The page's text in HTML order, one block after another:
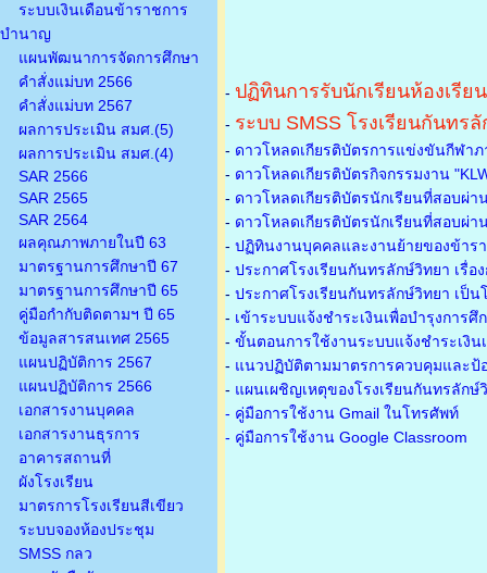
ระบบเงินเดือนข้าราชการ
บำนาญ
แผนพัฒนาการจัดการศึกษา
คำสั่งแม่บท 2566
คำสั่งแม่บท 2567
ผลการประเมิน สมศ.(5)
ผลการประเมิน สมศ.(4)
SAR 2566
SAR 2565
SAR 2564
ผลคุณภาพภายในปี 63
มาตรฐานการศึกษาปี 67
มาตรฐานการศึกษาปี 65
คู่มือกำกับติดตามฯ ปี 65
ข้อมูลสารสนเทศ 2565
แผนปฏิบัติการ 2567
แผนปฏิบัติการ 2566
เอกสารงานบุคคล
เอกสารงานธุรการ
อาคารสถานที่
ผังโรงเรียน
มาตรการโรงเรียนสีเขียว
ระบบจองห้องประชุม
SMSS กลว
- ปฏิทินการรับนักเรียนห้องเรีย
- ระบบ SMSS โรงเรียนกันทร
- ดาวโหลดเกียรติบัตรการแข่งขันกีฬา
- ดาวโหลดเกียรติบัตรกิจกรรมงาน
- ดาวโหลดเกียรติบัตรนักเรียนที่สอบผ่
- ดาวโหลดเกียรติบัตรนักเรียนที่สอบผ่
- ปฏิทินงานบุคคลและงานย้ายของข้าร
- ประกาศโรงเรียนกันทรลักษ์วิทยา เรื่
- ประกาศโรงเรียนกันทรลักษ์วิทยา เป็
- เข้าระบบแจ้งชำระเงินเพื่อบำรุงการศึ
- ขั้นตอนการใช้งานระบบแจ้งชำระเงิน
- แนวปฏิบัติตามมาตรการควบคุมและป้
- แผนเผชิญเหตุของโรงเรียนกันทรลัก
- คู่มือการใช้งาน Gmail ในโทรศัพท์
- คู่มือการใช้งาน Google Classroom